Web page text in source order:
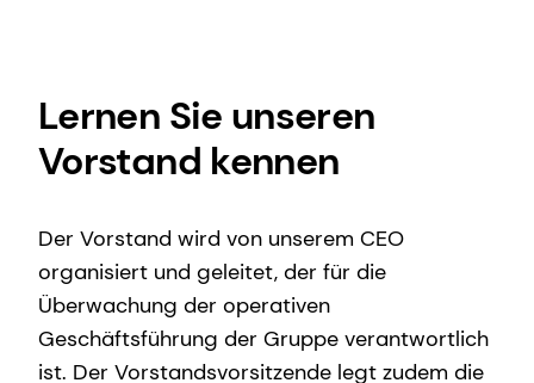
Lernen Sie unseren
Vorstand kennen
Der Vorstand wird von unserem CEO
organisiert und geleitet, der für die
Überwachung der operativen
Geschäftsführung der Gruppe verantwortlich
ist. Der Vorstandsvorsitzende legt zudem die